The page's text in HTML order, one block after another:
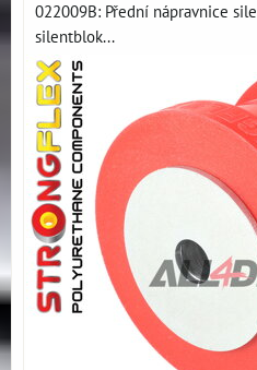
022009B: Přední nápravnice
silentblok...